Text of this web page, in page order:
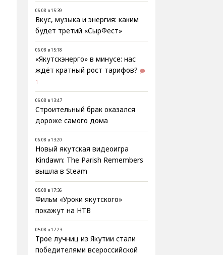
06.08 в 15:39
Вкус, музыка и энергия: каким
будет третий «СырФест»
06.08 в 15:18
«Якутскэнерго» в минусе: нас
ждёт кратный рост тарифов?
1
06.08 в 13:47
Строительный брак оказался
дороже самого дома
06.08 в 13:20
Новый якутская видеоигра
Kindawn: The Parish Remembers
вышла в Steam
05.08 в 17:36
Фильм «Уроки якутского»
покажут на НТВ
05.08 в 17:23
Трое лучниц из Якутии стали
победителями всероссийской